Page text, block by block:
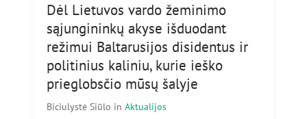
Dėl Lietuvos vardo žeminimo
sąjungininkų akyse išduodant
režimui Baltarusijos disidentus ir
politinius kaliniu, kurie ieško
prieglobsčio mūsų šalyje
Biciulystė Siūlo in Aktualijos